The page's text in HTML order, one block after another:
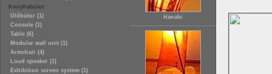
Konyhabútor
Ülőbútor (1)
Console (1)
Table (6)
Modular wall unit (1)
Armchair (4)
Loud speaker (1)
Exhibition screen system (1)
Hanabi